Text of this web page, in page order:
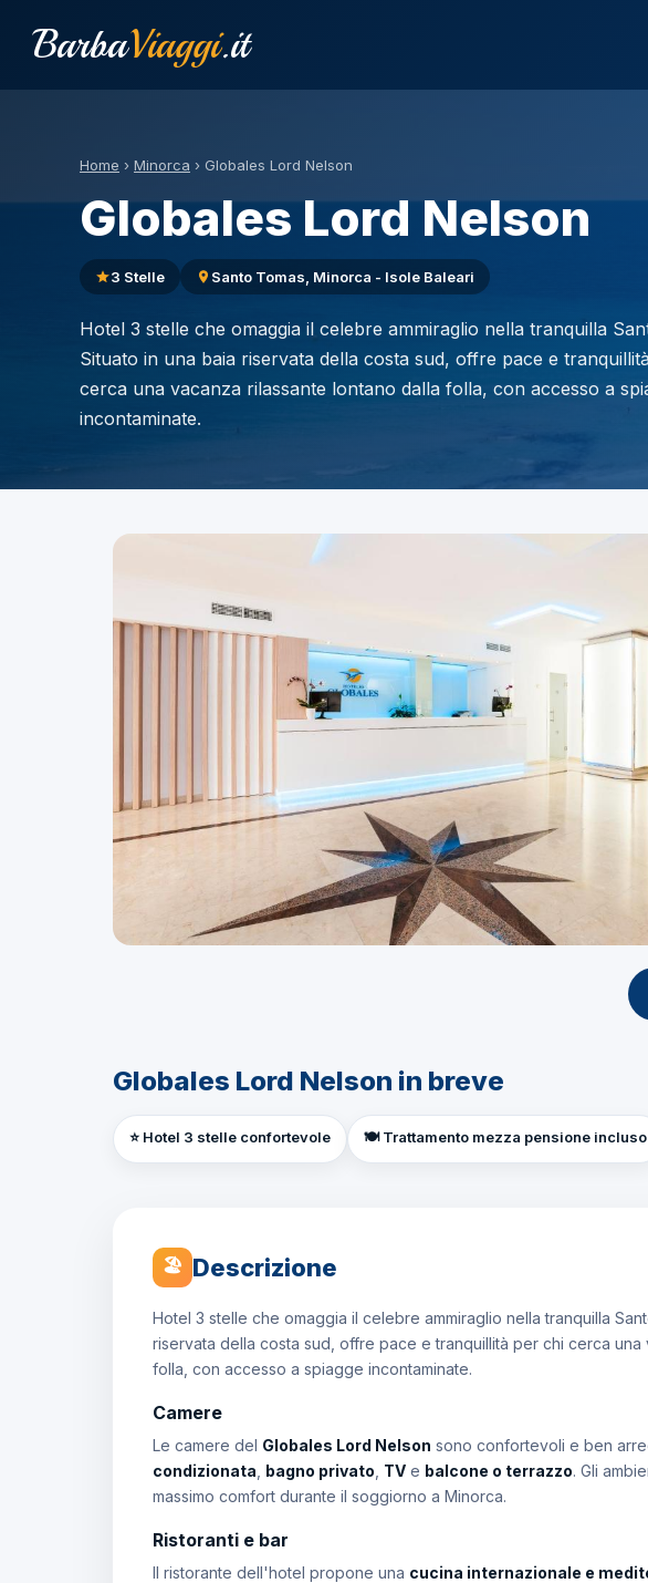
BarbaViaggi.it
Home › Minorca › Globales Lord Nelson
Globales Lord Nelson
3 Stelle Santo Tomas, Minorca - Isole Baleari
Hotel 3 stelle che omaggia il celebre ammiraglio nella tranquilla
Situato in una baia riservata della costa sud, offre pace e
cerca una vacanza rilassante lontano dalla folla, con accesso a
incontaminate.
Globales Lord Nelson in breve
⭐ Hotel 3 stelle confortevole 🍽️ Trattamento mezza pensione incluso
🏖 Descrizione
Hotel 3 stelle che omaggia il celebre ammiraglio nella tranquilla
riservata della costa sud, offre pace e tranquillità per chi cerca una
folla, con accesso a spiagge incontaminate.
Camere
Le camere del Globales Lord Nelson sono confortevoli e ben
condizionata bagno privato TV e balcone o terrazzo. Gli
massimo comfort durante il soggiorno a Minorca.
Ristoranti e bar
Il ristorante dell'hotel propone una cucina internazionale e